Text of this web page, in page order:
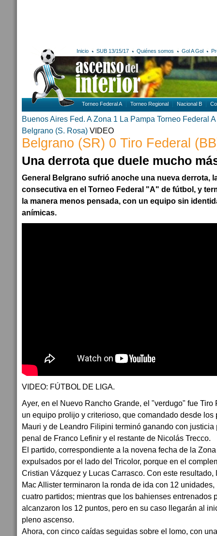
Inicio SUB 13/15/17 Quiénes somos Gol A Gol
Torneo Federal A Torneo Regional Nacional B
Buenos Aires Fed. A Zona 1 La Pampa Torneo Federal A
Belgrano (S. Rosa) VIDEO
Belgrano (SR) 0 Tiro Federal
Una derrota que duele mucho
General Belgrano sufrió anoche una nueva derrota,
consecutiva en el Torneo Federal "A" de fútbol, y
la manera menos pensada, con un equipo sin
anímicas.
VIDEO: FÚTBOL DE LIGA.
Ayer, en el Nuevo Rancho Grande, el "verdugo" fue
un equipo prolijo y criterioso, que comandado desde
Mauri y de Leandro Filipini terminó ganando con justicia
penal de Franco Lefinir y el restante de Nicolás Trecco.
El partido, correspondiente a la novena fecha de la
expulsados por el lado del Tricolor, porque en el
Cristian Vázquez y Lucas Carrasco. Con este
Mac Allister terminaron la ronda de ida con 12
cuatro partidos; mientras que los bahienses entrenados
alcanzaron los 12 puntos, pero en su caso llegarán al
pleno ascenso.
Ahora, con cinco caídas seguidas sobre el lomo, con